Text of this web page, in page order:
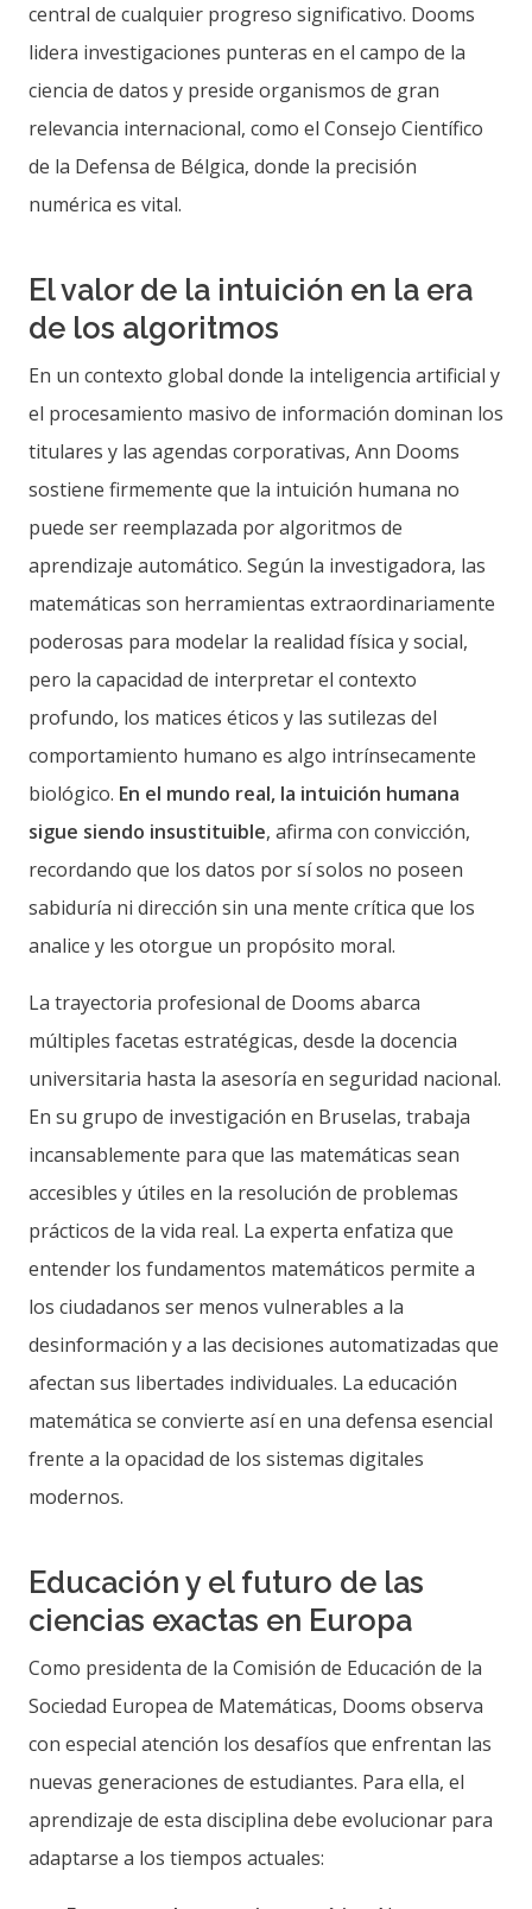
central de cualquier progreso significativo. Dooms
lidera investigaciones punteras en el campo de la
ciencia de datos y preside organismos de gran
relevancia internacional, como el Consejo Científico
de la Defensa de Bélgica, donde la precisión
numérica es vital.
El valor de la intuición en la era
de los algoritmos
En un contexto global donde la inteligencia artificial y
el procesamiento masivo de información dominan los
titulares y las agendas corporativas, Ann Dooms
sostiene firmemente que la intuición humana no
puede ser reemplazada por algoritmos de
aprendizaje automático. Según la investigadora, las
matemáticas son herramientas extraordinariamente
poderosas para modelar la realidad física y social,
pero la capacidad de interpretar el contexto
profundo, los matices éticos y las sutilezas del
comportamiento humano es algo intrínsecamente
biológico. En el mundo real, la intuición humana
sigue siendo insustituible, afirma con convicción,
recordando que los datos por sí solos no poseen
sabiduría ni dirección sin una mente crítica que los
analice y les otorgue un propósito moral.
La trayectoria profesional de Dooms abarca
múltiples facetas estratégicas, desde la docencia
universitaria hasta la asesoría en seguridad nacional.
En su grupo de investigación en Bruselas, trabaja
incansablemente para que las matemáticas sean
accesibles y útiles en la resolución de problemas
prácticos de la vida real. La experta enfatiza que
entender los fundamentos matemáticos permite a
los ciudadanos ser menos vulnerables a la
desinformación y a las decisiones automatizadas que
afectan sus libertades individuales. La educación
matemática se convierte así en una defensa esencial
frente a la opacidad de los sistemas digitales
modernos.
Educación y el futuro de las
ciencias exactas en Europa
Como presidenta de la Comisión de Educación de la
Sociedad Europea de Matemáticas, Dooms observa
con especial atención los desafíos que enfrentan las
nuevas generaciones de estudiantes. Para ella, el
aprendizaje de esta disciplina debe evolucionar para
adaptarse a los tiempos actuales: